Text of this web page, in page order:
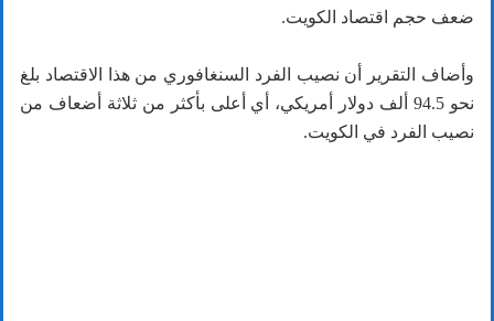
ضعف حجم اقتصاد الكويت.
وأضاف التقرير أن نصيب الفرد السنغافوري من هذا الاقتصاد بلغ
نحو 94.5 ألف دولار أمريكي، أي أعلى بأكثر من ثلاثة أضعاف من
نصيب الفرد في الكويت.